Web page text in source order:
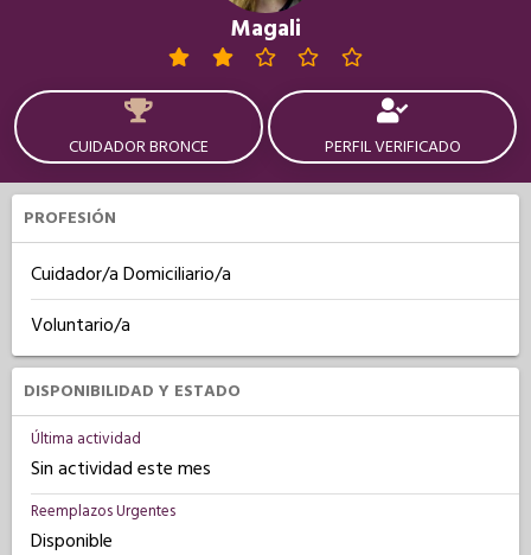
Magali
CUIDADOR BRONCE PERFIL VERIFICADO
PROFESIÓN
Cuidador/a Domiciliario/a
Voluntario/a
DISPONIBILIDAD Y ESTADO
Última actividad
Sin actividad este mes
Reemplazos Urgentes
Disponible